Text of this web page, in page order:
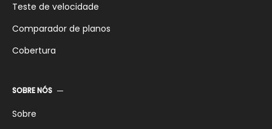
Teste de velocidade
Comparador de planos
Cobertura
SOBRE NÓS
Sobre